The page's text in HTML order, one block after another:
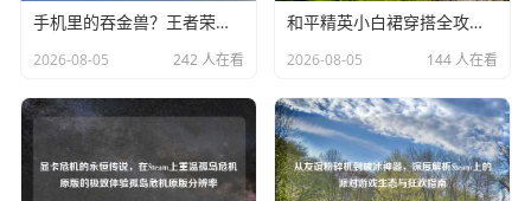
手机里的吞金兽？王者荣耀内存膨胀背后的技术博弈与玩家困局深度解析
2026-08-05 242 人在看
和平精英小白裙穿搭全攻略，甜度满分，谁说吃鸡不能美？
2026-08-05 144 人在看